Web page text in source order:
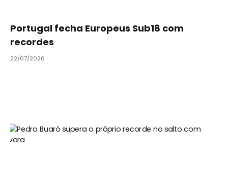
Portugal fecha Europeus Sub18 com
recordes
22/07/2026